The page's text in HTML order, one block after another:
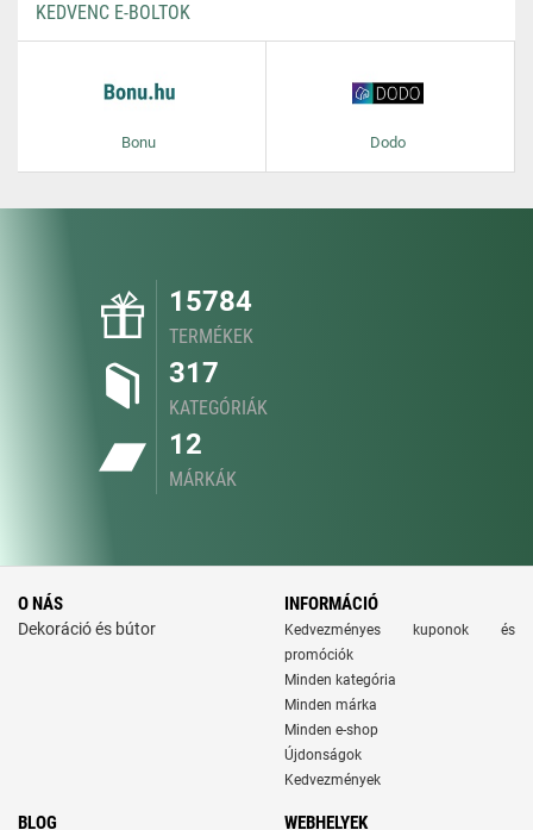
KEDVENC E-BOLTOK
Bonu Dodo
15784
TERMÉKEK
317
KATEGÓRIÁK
12
MÁRKÁK
O NÁS
Dekoráció és bútor
INFORMÁCIÓ
Kedvezményes kuponok és
promóciók
Minden kategória
Minden márka
Minden e-shop
Újdonságok
Kedvezmények
BLOG WEBHELYEK